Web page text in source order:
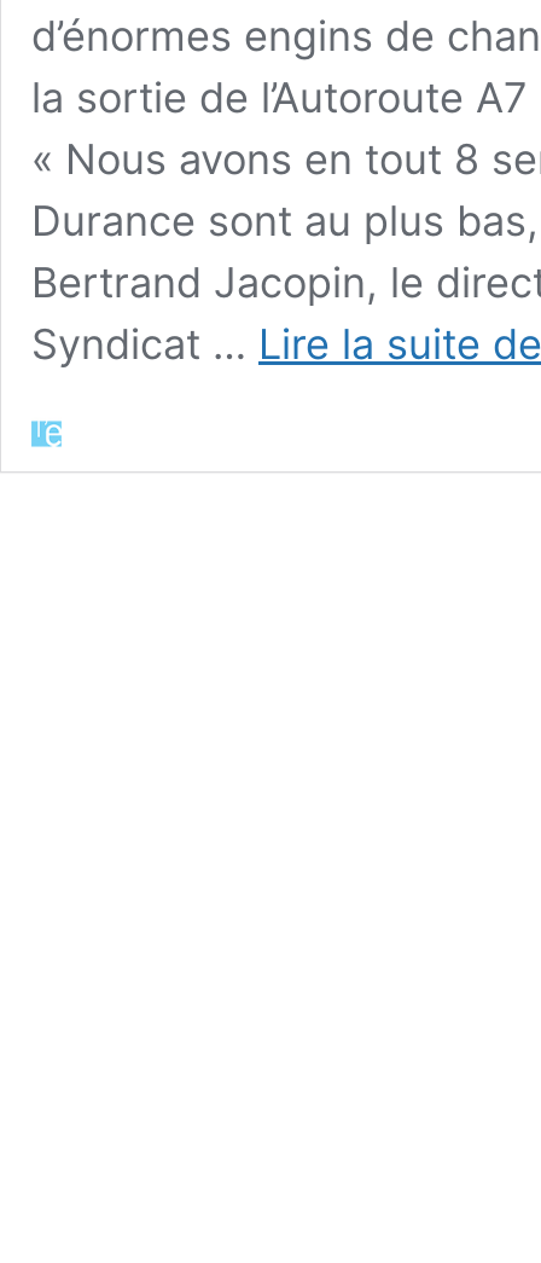
d’énormes engins de
la sortie de l’Autoroute
« Nous avons en tout 8
Durance sont au plus
Bertrand Jacopin, le
Syndicat … Lire la suite de